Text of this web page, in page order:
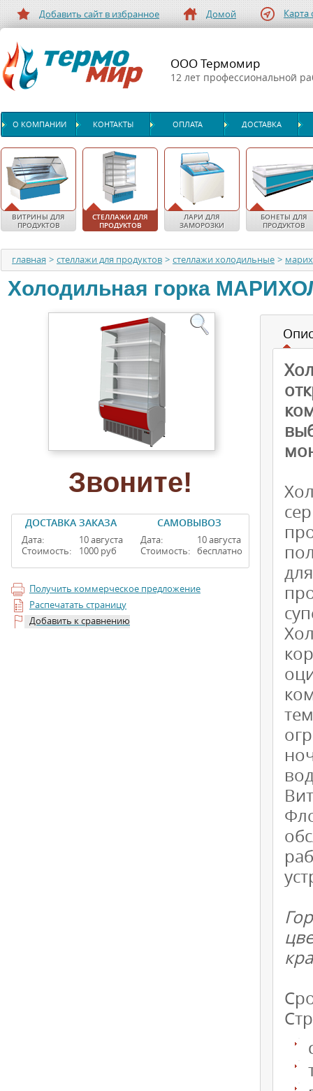
Добавить сайт в избранное Домой Карта
ООО Термомир
12 лет профессиональной
О КОМПАНИИ КОНТАКТЫ ОПЛАТА ДОСТАВКА
ВИТРИНЫ ДЛЯ
ПРОДУКТОВ
СТЕЛЛАЖИ ДЛЯ
ПРОДУКТОВ
ЛАРИ ДЛЯ
ЗАМОРОЗКИ
БОНЕТЫ ДЛЯ
ПРОДУКТОВ
главная > стеллажи для продуктов > стеллажи холодильные >
Холодильная горка
Звоните!
ДОСТАВКА ЗАКАЗА
Дата:
Стоимость:
10 августа
1000 руб
САМОВЫВОЗ
Дата:
Стоимость:
10 августа
бесплатно
Получить коммерческое предложение
Распечатать страницу
Добавить к сравнению